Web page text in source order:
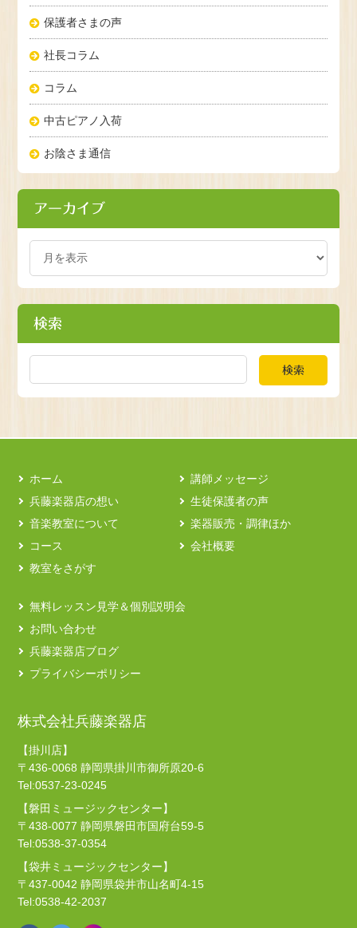
保護者さまの声
社長コラム
コラム
中古ピアノ入荷
お陰さま通信
アーカイブ
検索
検索
株式会社兵藤楽器店
【掛川店】
〒436-0068 静岡県掛川市御所原20-6
Tel:0537-23-0245
【磐田ミュージックセンター】
〒438-0077 静岡県磐田市国府台59-5
Tel:0538-37-0354
【袋井ミュージックセンター】
〒437-0042 静岡県袋井市山名町4-15
Tel:0538-42-2037
ホーム
兵藤楽器店の想い
音楽教室について
コース
教室をさがす
講師メッセージ
生徒保護者の声
楽器販売・調律ほか
会社概要
無料レッスン見学＆個別説明会
お問い合わせ
兵藤楽器店ブログ
プライバシーポリシー